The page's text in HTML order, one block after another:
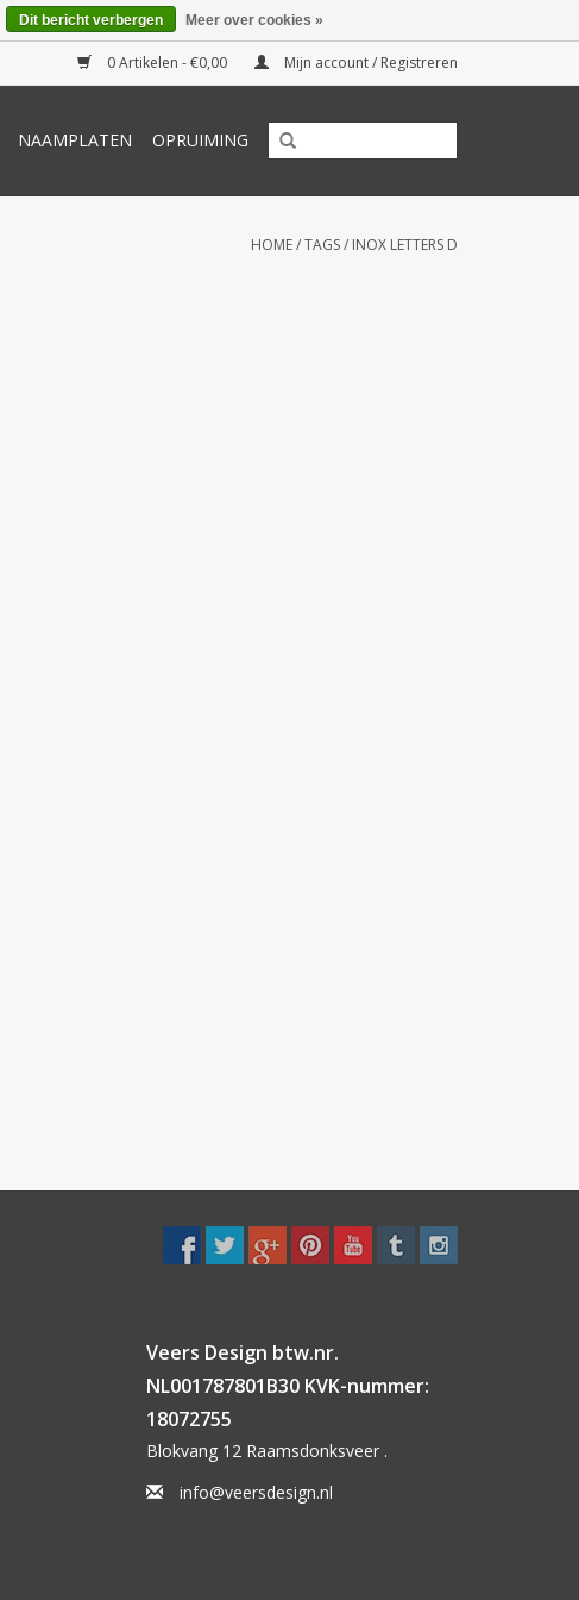
0 Artikelen - €0,00 Mijn account / Registreren
NAAMPLATEN OPRUIMING
HOME/TAGS/ INOX LETTERS D
Veers Design btw.nr.
NL001787801B30 KVK-nummer:
18072755
Blokvang 12 Raamsdonksveer .
info@veersdesign.nl
Dit bericht verbergen Meer over cookies »